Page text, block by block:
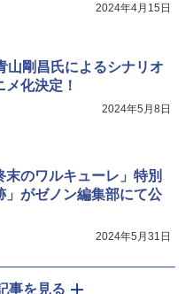
2024年4月15日
山剛昌氏によるシナリオ
化決定！
2024年5月8日
末のワルキューレ」特別
」がゼノン編集部にて公
2024年5月31日
事を見る